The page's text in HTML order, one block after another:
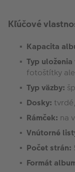
Kľúčové
Kapacita
Typ
fotoštítky
Typ väzby:
Dosky:
Rámček: na
Vnútorné
Počet strán:
Formát